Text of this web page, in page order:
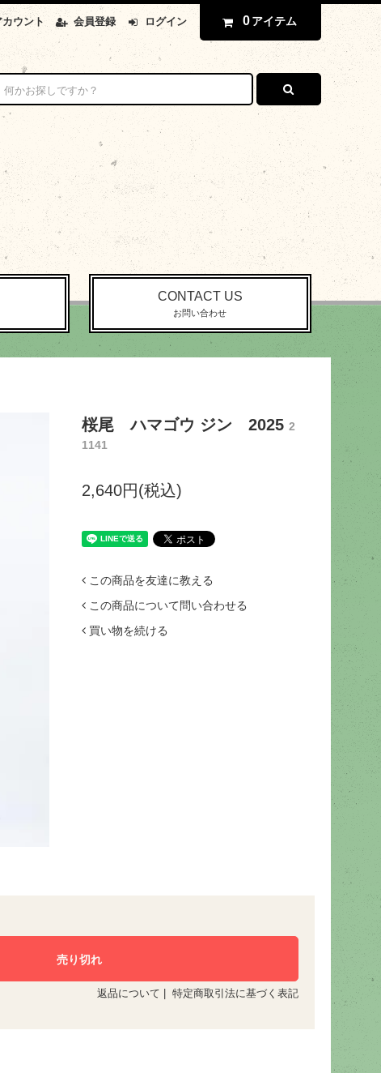
カウント 会員登録 ログイン 0 アイテム
CONTACT US
お問い合わせ
桜尾 ハマゴウ ジン 2025 2
1141
2,640円(税込)
この商品を友達に教える
この商品について問い合わせる
買い物を続ける
返品について 特定商取引法に基づく表記